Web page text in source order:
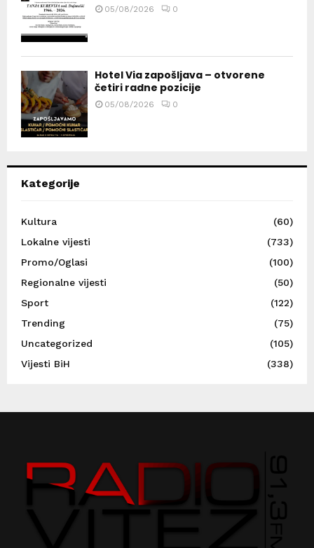
05/08/2026 0
Hotel Via zapošljava – otvorene
četiri radne pozicije
05/08/2026 0
Kategorije
Kultura
(60)
Lokalne vijesti
(733)
Promo/Oglasi
(100)
Regionalne vijesti
(50)
Sport
(122)
Trending
(75)
Uncategorized
(105)
Vijesti BiH
(338)